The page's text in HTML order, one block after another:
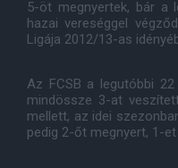
5-öt megnyertek, bár a
hazai vereséggel
Ligája 2012/13-as
Az FCSB a legutóbbi
mindössze 3-at
mellett, az idei
pedig 2-őt megnyert, 1-